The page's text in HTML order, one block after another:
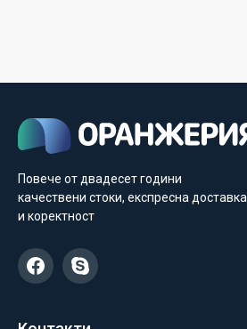
Повече от двадесет години
качествени стоки, експресна доставка
и коректност